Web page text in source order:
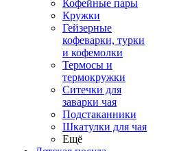
Кофейные пары
Кружки
Гейзерные
кофеварки, турки
и кофемолки
Термосы и
термокружки
Ситечки для
заварки чая
Подстаканники
Шкатулки для чая
Ещё